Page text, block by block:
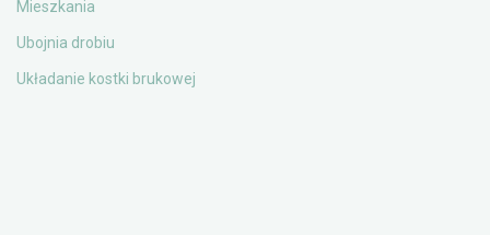
Mieszkania
Ubojnia drobiu
Układanie kostki brukowej